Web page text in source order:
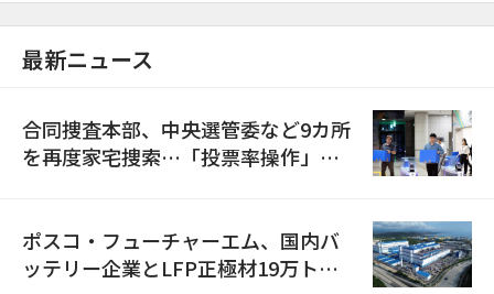
最新ニュース
合同捜査本部、中央選管委など9カ所
を再度家宅捜索…「投票率操作」の
ポスコ・フューチャーエム、国内バ
ッテリー企業とLFP正極材19万トン